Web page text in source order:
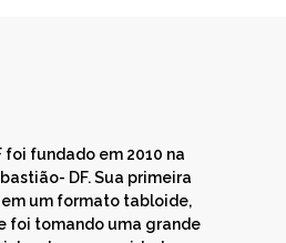
foi fundado em 2010 na
DF. Sua primeira
um formato tabloide,
foi tomando uma grande